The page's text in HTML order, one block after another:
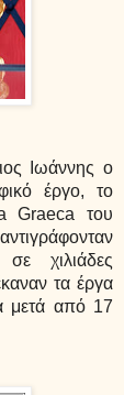
Ιωάννης ο
έργο, το
Graeca του
χιλιάδες
τα έργα
μετά από 17